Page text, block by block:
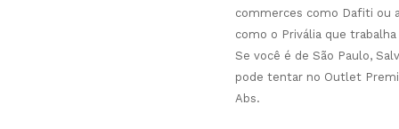
commerces como Dafiti ou
como o Privália que
Se você é de São Paulo,
pode tentar no Outlet
Abs.